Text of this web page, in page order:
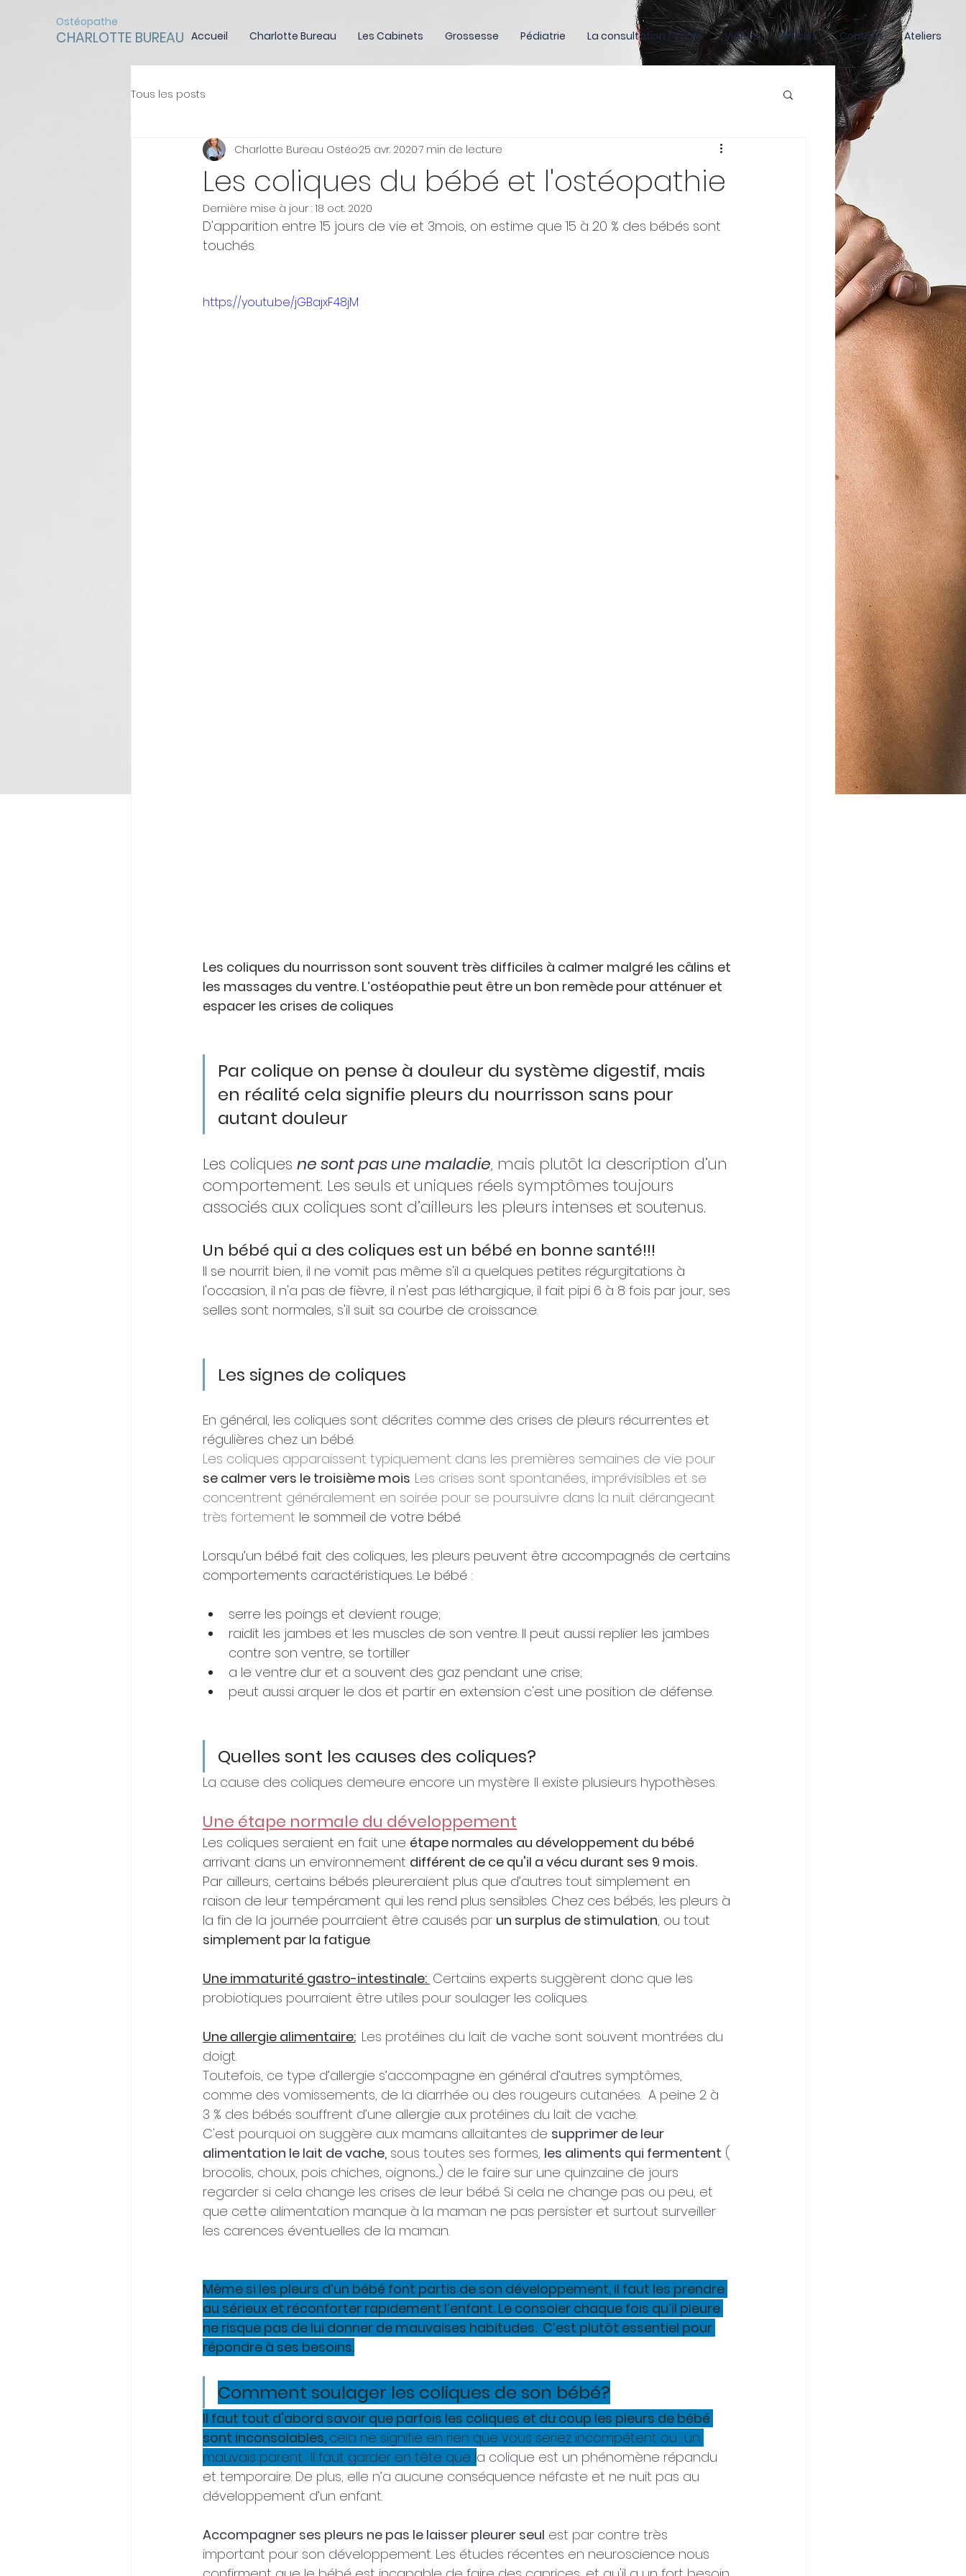
Ostéopathe
CHARLOTTE BUREAU Accueil Charlotte Bureau Les Cabinets Grossesse Pédiatrie La consultation / Tarifs Vidéos Articles Contact Ateliers
Tous les posts
Les coliques du bébé et l'ostéopathie
Charlotte Bureau Ostéo25 avr. 20207 min de lecture
Dernière mise à jour : 18 oct. 2020
D'apparition entre 15 jours de vie et 3mois, on estime que 15 à 20 % des bébés sont
touchés.
https://youtu.be/jGBajxF48jM
Les coliques du nourrisson sont souvent très difficiles à calmer malgré les câlins et
les massages du ventre. L’ostéopathie peut être un bon remède pour atténuer et
espacer les crises de coliques
Par colique on pense à douleur du système digestif, mais
en réalité cela signifie pleurs du nourrisson sans pour
autant douleur
Les coliques ne sont pas une maladie, mais plutôt la description d’un
comportement. Les seuls et uniques réels symptômes toujours
associés aux coliques sont d’ailleurs les pleurs intenses et soutenus.
Un bébé qui a des coliques est un bébé en bonne santé!!!
Il se nourrit bien, il ne vomit pas même s'il a quelques petites régurgitations à
l'occasion, il n'a pas de fièvre, il n'est pas léthargique, il fait pipi 6 à 8 fois par jour, ses
selles sont normales, s'il suit sa courbe de croissance.
Les signes de coliques
En général, les coliques sont décrites comme des crises de pleurs récurrentes et
régulières chez un bébé.
Les coliques apparaissent typiquement dans les premières semaines de vie pour
se calmer vers le troisième mois. Les crises sont spontanées, imprévisibles et se
concentrent généralement en soirée pour se poursuivre dans la nuit dérangeant
très fortement le sommeil de votre bébé.
Lorsqu’un bébé fait des coliques, les pleurs peuvent être accompagnés de certains
comportements caractéristiques. Le bébé :
serre les poings et devient rouge;
raidit les jambes et les muscles de son ventre. Il peut aussi replier les jambes
contre son ventre, se tortiller
a le ventre dur et a souvent des gaz pendant une crise;
peut aussi arquer le dos et partir en extension c'est une position de défense.
Quelles sont les causes des coliques?
La cause des coliques demeure encore un mystère. Il existe plusieurs hypothèses:
Une étape normale du développement
Les coliques seraient en fait une étape normales au développement du bébé
arrivant dans un environnement différent de ce qu'il a vécu durant ses 9 mois.
Par ailleurs, certains bébés pleureraient plus que d’autres tout simplement en
raison de leur tempérament qui les rend plus sensibles. Chez ces bébés, les pleurs à
la fin de la journée pourraient être causés par un surplus de stimulation, ou tout
simplement par la fatigue.
Une immaturité gastro-intestinale: Certains experts suggèrent donc que les
probiotiques pourraient être utiles pour soulager les coliques.
Une allergie alimentaire: Les protéines du lait de vache sont souvent montrées du
doigt.
Toutefois, ce type d’allergie s’accompagne en général d’autres symptômes,
comme des vomissements, de la diarrhée ou des rougeurs cutanées.  A peine 2 à
3 % des bébés souffrent d’une allergie aux protéines du lait de vache.
C'est pourquoi on suggère aux mamans allaitantes de supprimer de leur
alimentation le lait de vache, sous toutes ses formes, les aliments qui fermentent (
brocolis, choux, pois chiches, oignons....) de le faire sur une quinzaine de jours
regarder si cela change les crises de leur bébé. Si cela ne change pas ou peu, et
que cette alimentation manque à la maman ne pas persister et surtout surveiller
les carences éventuelles de la maman.
Même si les pleurs d’un bébé font partis de son développement, il faut les prendre
au sérieux et réconforter rapidement l’enfant. Le consoler chaque fois qu’il pleure
ne risque pas de lui donner de mauvaises habitudes.  C’est plutôt essentiel pour
répondre à ses besoins.
Comment soulager les coliques de son bébé?
Il faut tout d'abord savoir que parfois les coliques et du coup les pleurs de bébé
sont inconsolables, cela ne signifie en rien que vous seriez incompétent ou  un
mauvais parent.  Il faut garder en tête que la colique est un phénomène répandu
et temporaire. De plus, elle n’a aucune conséquence néfaste et ne nuit pas au
développement d’un enfant.
Accompagner ses pleurs ne pas le laisser pleurer seul est par contre très
important pour son développement. Les études récentes en neuroscience nous